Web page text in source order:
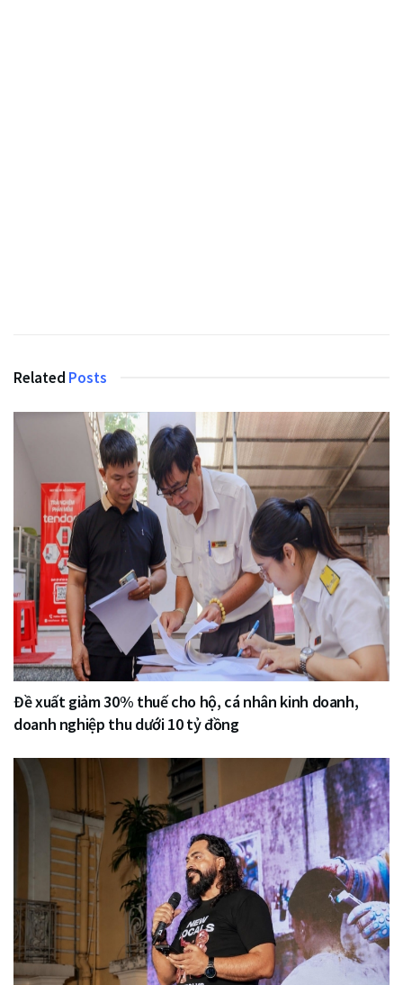
Related Posts
Đề xuất giảm 30% thuế cho hộ, cá nhân kinh doanh,
doanh nghiệp thu dưới 10 tỷ đồng